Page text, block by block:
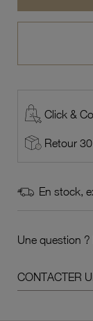
Click &
Retour
En stock,
Une question
CONTACTER